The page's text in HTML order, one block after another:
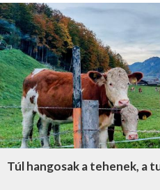
Túl hangosak a tehenek, a